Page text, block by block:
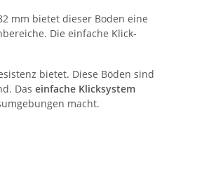
mm bietet dieser Boden eine
Die einfache Klick-
bietet. Diese Böden sind
Das einfache Klicksystem
macht.